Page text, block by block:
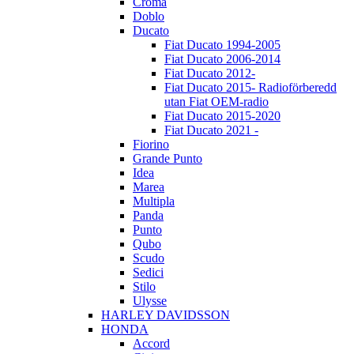
Doblo
Ducato
Fiat Ducato 1994-2005
Fiat Ducato 2006-2014
Fiat Ducato 2012-
Fiat Ducato 2015- Radioförberedd
utan Fiat OEM-radio
Fiat Ducato 2015-2020
Fiat Ducato 2021 -
Fiorino
Grande Punto
Idea
Marea
Multipla
Panda
Punto
Qubo
Scudo
Sedici
Stilo
Ulysse
HARLEY DAVIDSSON
HONDA
Accord